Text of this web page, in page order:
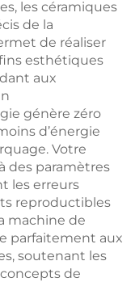
les céramiques
de la
de réaliser
esthétiques
aux
génère zéro
d’énergie
Votre
des paramètres
les erreurs
reproductibles
machine de
parfaitement aux
soutenant les
de